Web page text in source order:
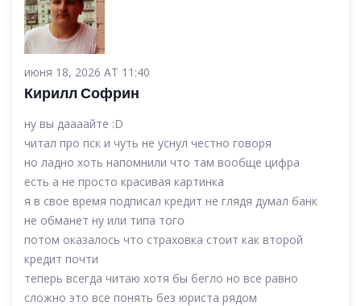
июня 18, 2026 AT 11:40
Кирилл Софрин
ну вы даааайте :D
читал про пск и чуть не уснул честно говоря
но ладно хоть напомнили что там вообще цифра
есть а не просто красивая картинка
я в свое время подписал кредит не глядя думал банк
не обманет ну или типа того
потом оказалось что страховка стоит как второй
кредит почти
теперь всегда читаю хотя бы бегло но все равно
сложно это все понять без юриста рядом